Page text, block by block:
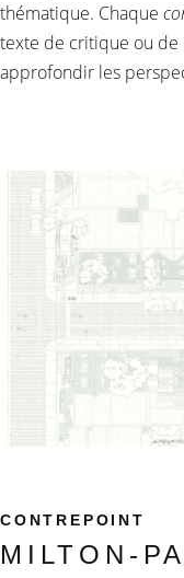
thématique. Chaque
texte de critique ou de
approfondir les
CONTREPOINT
MILTON-